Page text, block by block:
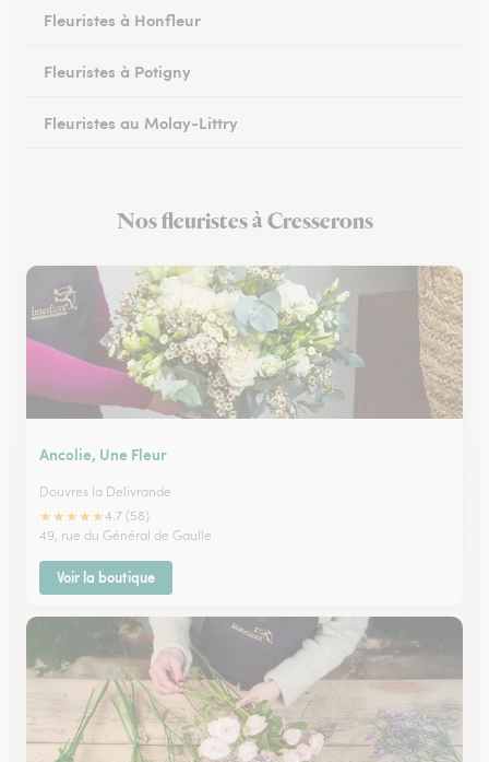
Fleuristes à Honfleur
Fleuristes à Potigny
Fleuristes au Molay-Littry
Fleuristes à Saint-Martin-de-Fontenay
Nos fleuristes à Cresserons
Ancolie, Une Fleur
Douvres la Delivrande
★★★★★4.7 (58)
49, rue du Général de Gaulle
Voir la boutique